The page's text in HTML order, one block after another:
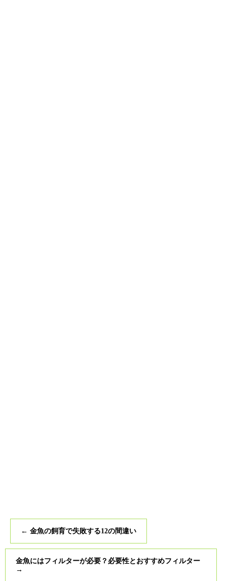
← 金魚の飼育で失敗する12の間違い
金魚にはフィルターが必要？必要性とおすすめフィルター
→